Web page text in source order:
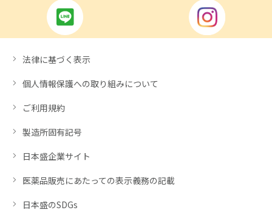
法律に基づく表示
個人情報保護への取り組みについて
ご利用規約
製造所固有記号
日本盛企業サイト
医薬品販売にあたっての表示義務の記載
日本盛のSDGs